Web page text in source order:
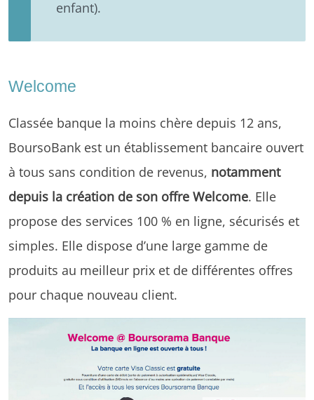
enfant).
Welcome
Classée banque la moins chère depuis 12 ans,
BoursoBank est un établissement bancaire ouvert
à tous sans condition de revenus, notamment
depuis la création de son offre Welcome. Elle
propose des services 100 % en ligne, sécurisés et
simples. Elle dispose d’une large gamme de
produits au meilleur prix et de différentes offres
pour chaque nouveau client.